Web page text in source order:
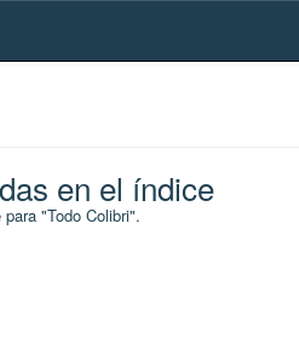
en el índice
"Todo Colibri".